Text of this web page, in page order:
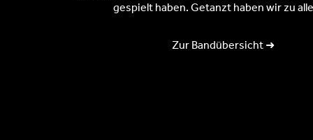
gespielt haben. Getanzt haben wir zu
Zur Bandübersicht ➜